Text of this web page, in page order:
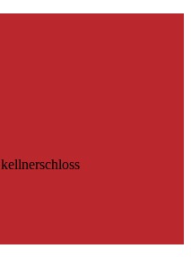
kellnerschloss